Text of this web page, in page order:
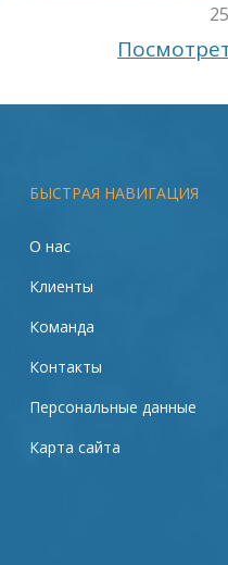
БЫСТРАЯ НАВИГАЦИЯ
О нас
Клиенты
Команда
Контакты
Персональные данные
Карта сайта